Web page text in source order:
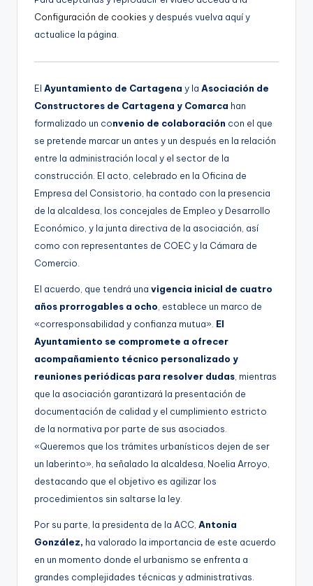
Configuración de cookies y después vuelva aquí y
actualice la página.
El Ayuntamiento de Cartagena y la Asociación de
Constructores de Cartagena y Comarca han
formalizado un convenio de colaboración con el que
se pretende marcar un antes y un después en la relación
entre la administración local y el sector de la
construcción. El acto, celebrado en la Oficina de
Empresa del Consistorio, ha contado con la presencia
de la alcaldesa, los concejales de Empleo y Desarrollo
Económico, y la junta directiva de la asociación, así
como con representantes de COEC y la Cámara de
Comercio.
El acuerdo, que tendrá una vigencia inicial de cuatro
años prorrogables a ocho, establece un marco de
«corresponsabilidad y confianza mutua». El
Ayuntamiento se compromete a ofrecer
acompañamiento técnico personalizado y
reuniones periódicas para resolver dudas, mientras
que la asociación garantizará la presentación de
documentación de calidad y el cumplimiento estricto
de la normativa por parte de sus asociados.
«Queremos que los trámites urbanísticos dejen de ser
un laberinto», ha señalado la alcaldesa, Noelia Arroyo,
destacando que el objetivo es agilizar los
procedimientos sin saltarse la ley.
Por su parte, la presidenta de la ACC, Antonia
González, ha valorado la importancia de este acuerdo
en un momento donde el urbanismo se enfrenta a
grandes complejidades técnicas y administrativas.